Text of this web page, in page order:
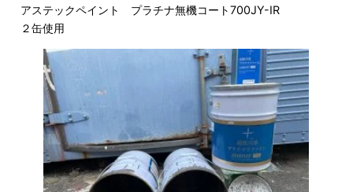
アステックペイント プラチナ無機コート700JY-IR
２缶使用